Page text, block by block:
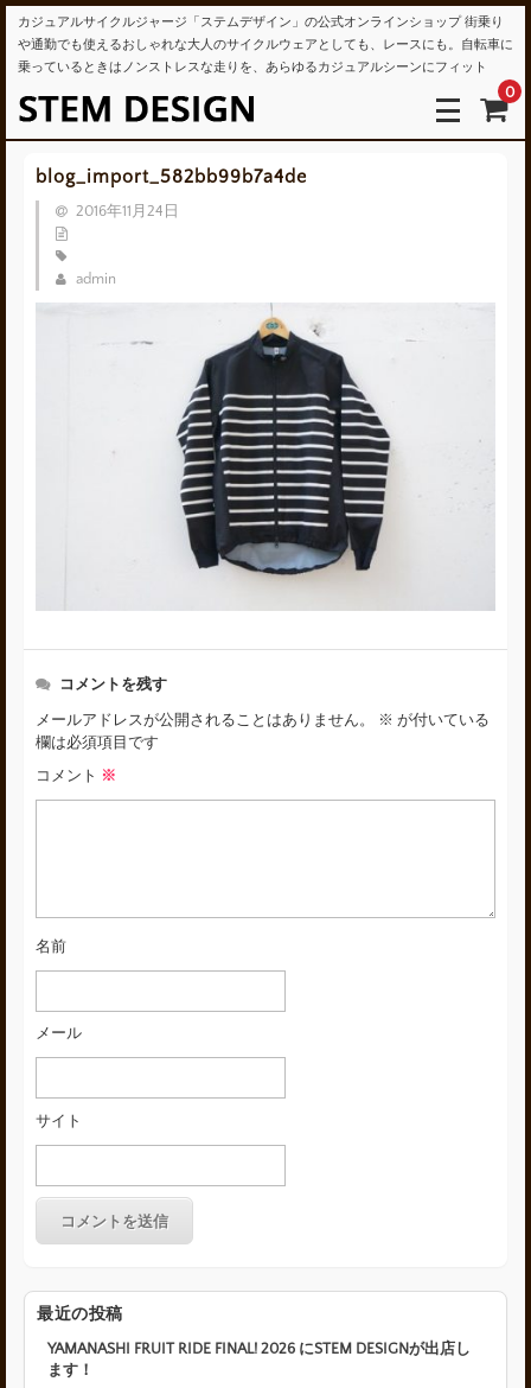
カジュアルサイクルジャージ「ステムデザイン」の公式オンラインショップ 街乗り
や通勤でも使えるおしゃれな大人のサイクルウェアとしても、レースにも。自転車に
乗っているときはノンストレスな走りを、あらゆるカジュアルシーンにフィット
0
blog_import_582bb99b7a4de
2016年11月24日
admin
コメントを残す
メールアドレスが公開されることはありません。 ※ が付いている
欄は必須項目です
コメント ※
名前
メール
サイト
最近の投稿
YAMANASHI FRUIT RIDE FINAL! 2026 にSTEM DESIGNが出店し
ます！